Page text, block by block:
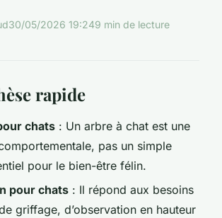
30/05/2026 19:249 min de lecture
rapide
chats : Un arbre à chat est une
pas un simple
pour le bien-être félin.
pour chats : Il répond aux besoins
griffage, d’observation en hauteur